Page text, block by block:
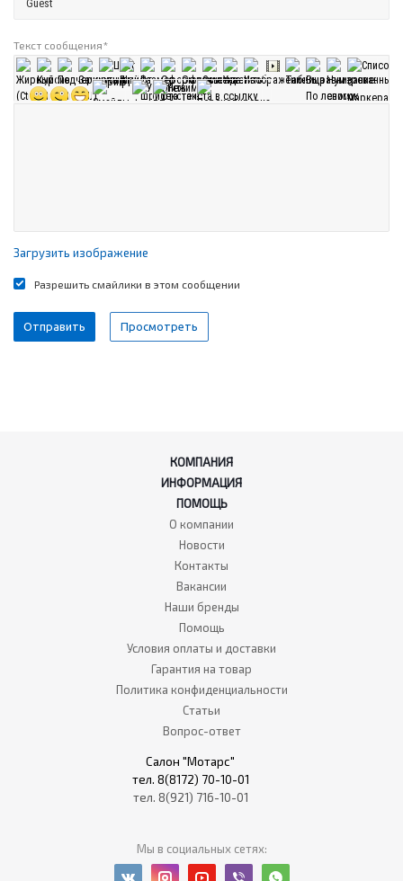
Текст сообщения*
Загрузить изображение
Разрешить смайлики в этом сообщении
КОМПАНИЯ
ИНФОРМАЦИЯ
ПОМОЩЬ
О компании
Новости
Контакты
Вакансии
Наши бренды
Помощь
Условия оплаты и доставки
Гарантия на товар
Политика конфиденциальности
Статьи
Вопрос-ответ
Салон "Мотарс"
тел. 8(8172) 70-10-01
тел. 8(921) 716-10-01
Мы в социальных сетях: